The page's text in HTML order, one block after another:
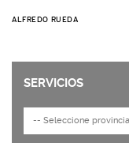
ALFREDO RUEDA